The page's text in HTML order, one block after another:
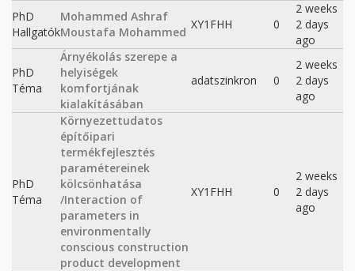
PhD
Hallgatók
Mohammed Ashraf
Moustafa Mohammed
XY1FHH 0
2 weeks
2 days
ago
PhD
Téma
Árnyékolás szerepe a
helyiségek
komfortjának
kialakításában
adatszinkron 0
2 weeks
2 days
ago
PhD
Téma
Környezettudatos
építőipari
termékfejlesztés
paramétereinek
kölcsönhatása
/Interaction of
parameters in
environmentally
conscious construction
product development
XY1FHH 0
2 weeks
2 days
ago